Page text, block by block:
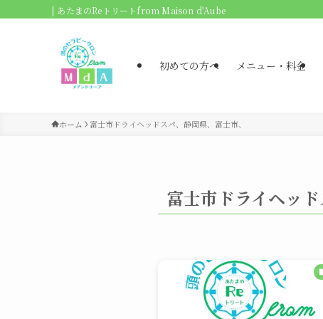
| あたまのReトリートfrom Maison d'Aube
初めての方へ メニュー・料金
ホーム 富士市ドライヘッドスパ、静岡県、富士市、
富士市ドライヘッ